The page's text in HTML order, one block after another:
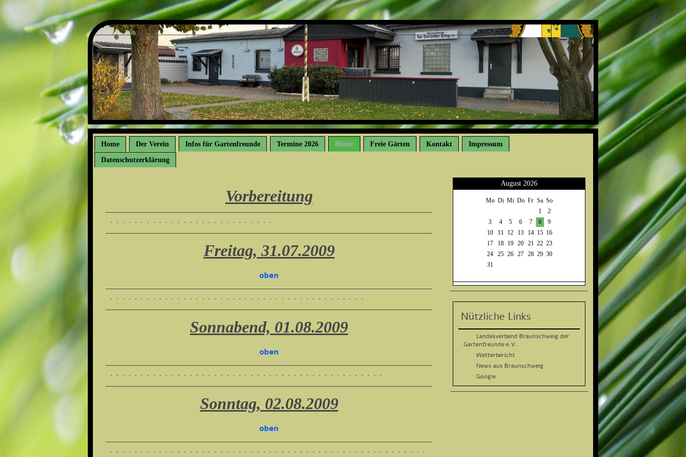
Home Der Verein Infos für Gartenfreunde Termine 2026 Bilder Freie Gärten Kontakt Impressum
Datenschutzerklärung
August 2026
Mo Di Mi Do Fr Sa So
1
2
3
4 5 6 7 8
9
10
11 12 13 14 15 16
17
18 19 20 21 22 23
24
25 26 27 28 29 30
31
Nützliche Links
Landesverband Braunschweig der
Gartenfreunde e.V.
Wetterbericht
News aus Braunschweig
Google
Vorbereitung
Freitag, 31.07.2009
oben
Sonnabend, 01.08.2009
oben
Sonntag, 02.08.2009
oben